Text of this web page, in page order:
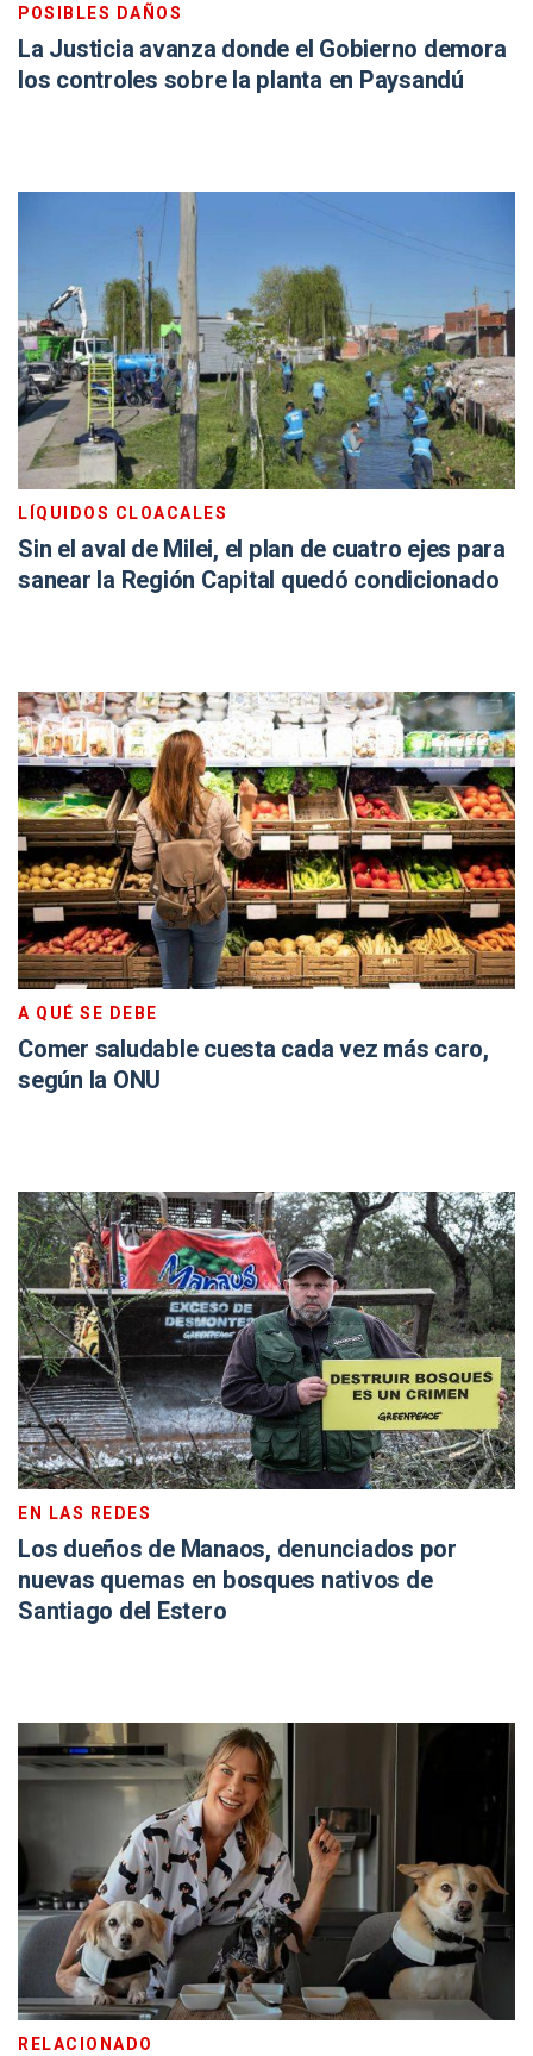
POSIBLES DAÑOS
La Justicia avanza donde el Gobierno demora
los controles sobre la planta en Paysandú
LÍQUIDOS CLOACALES
Sin el aval de Milei, el plan de cuatro ejes para
sanear la Región Capital quedó condicionado
A QUÉ SE DEBE
Comer saludable cuesta cada vez más caro,
según la ONU
EN LAS REDES
Los dueños de Manaos, denunciados por
nuevas quemas en bosques nativos de
Santiago del Estero
RELACIONADO